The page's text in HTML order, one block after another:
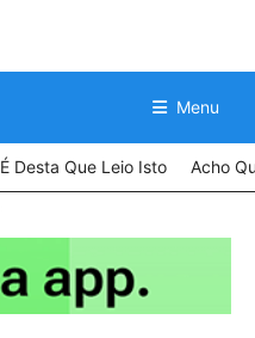
Menu
É Desta Que Leio Isto Acho